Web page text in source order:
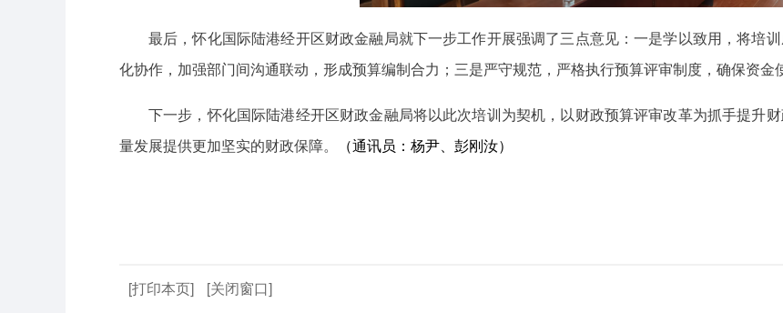
最后，怀化国际陆港经开区财政金融局就下一步工作开展强调了三点意见：一是学以致用，将培
化协作，加强部门间沟通联动，形成预算编制合力；三是严守规范，严格执行预算评审制度，确保资金
下一步，怀化国际陆港经开区财政金融局将以此次培训为契机，以财政预算评审改革为抓手提升
量发展提供更加坚实的财政保障。
（通讯员：杨尹、彭刚汝）
[打印本页] [关闭窗口]